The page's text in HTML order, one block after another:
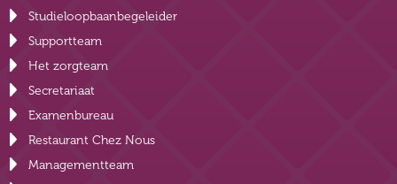
Studieloopbaanbegeleider
Supportteam
Het zorgteam
Secretariaat
Examenbureau
Restaurant Chez Nous
Managementteam